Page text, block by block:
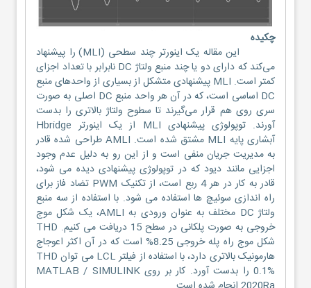
چکیده
این مقاله یک اینورتر چند سطحی (MLI) را پیشنهاد
می‌کند که دارای دو یا چند منبع ولتاژ DC نابرابر با تعداد اجزای
کمتر است. MLI پیشنهادی متشکل از بسیاری از واحدهای منبع
DC اساسی است، که در آن هر واحد منبع DC اصلی به صورت
سری روی هم قرار می‌گیرند تا سطوح ولتاژ بالاتری را بدست
آورند. توپولوژی پیشنهادی MLI از یک اینورتر Hbridge
آبشاری پایه MLI مشتق شده است. AMLI طراحی شده قادر
به مدیریت جریان منفی است و از این رو به دلیل عدم وجود
اجزایی مانند دیود که در توپولوژی پیشنهادی دیده می شود،
قادر به کار در هر 4 ربع است، از تکنیک PWM تضاد فاز برای
راه اندازی سوئیچ ها استفاده می شود. با استفاده از سه منبع
ولتاژ DC مختلف به عنوان ورودی به AMLI، یک شکل موج
خروجی به صورت پلکانی در سطح 15 دریافت می کنیم. THD
شکل موج راه پله خروجی 8.25% است که در آن اکثر اعوجاج
هارمونیک بالاتری دارد، با استفاده از فیلتر LCL می توان THD
0.1% را بدست آورد. کار بر روی MATLAB / SIMULINK